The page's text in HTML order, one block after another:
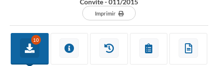
Convite - 011/2015
Imprimir
10